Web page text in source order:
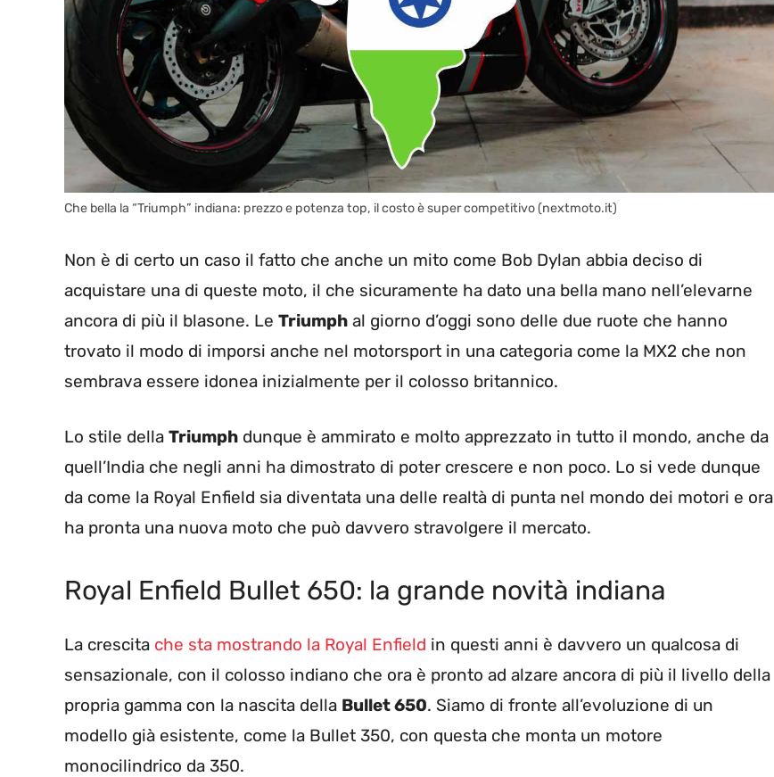
Che bella la “Triumph” indiana: prezzo e potenza top, il costo è super competitivo (nextmoto.it)
Non è di certo un caso il fatto che anche un mito come Bob Dylan abbia deciso di
acquistare una di queste moto, il che sicuramente ha dato una bella mano nell’elevarne
ancora di più il blasone. Le Triumph al giorno d’oggi sono delle due ruote che hanno
trovato il modo di imporsi anche nel motorsport in una categoria come la MX2 che non
sembrava essere idonea inizialmente per il colosso britannico.
Lo stile della Triumph dunque è ammirato e molto apprezzato in tutto il mondo, anche da
quell’India che negli anni ha dimostrato di poter crescere e non poco. Lo si vede dunque
da come la Royal Enfield sia diventata una delle realtà di punta nel mondo dei motori e ora
ha pronta una nuova moto che può davvero stravolgere il mercato.
Royal Enfield Bullet 650: la grande novità indiana
La crescita che sta mostrando la Royal Enfield in questi anni è davvero un qualcosa di
sensazionale, con il colosso indiano che ora è pronto ad alzare ancora di più il livello della
propria gamma con la nascita della Bullet 650. Siamo di fronte all’evoluzione di un
modello già esistente, come la Bullet 350, con questa che monta un motore
monocilindrico da 350.